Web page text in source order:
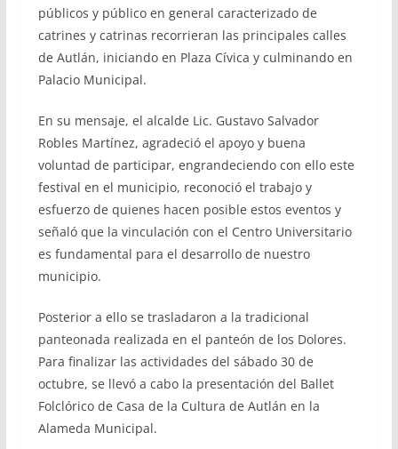
públicos y público en general caracterizado de
catrines y catrinas recorrieran las principales calles
de Autlán, iniciando en Plaza Cívica y culminando en
Palacio Municipal.
En su mensaje, el alcalde Lic. Gustavo Salvador
Robles Martínez, agradeció el apoyo y buena
voluntad de participar, engrandeciendo con ello este
festival en el municipio, reconoció el trabajo y
esfuerzo de quienes hacen posible estos eventos y
señaló que la vinculación con el Centro Universitario
es fundamental para el desarrollo de nuestro
municipio.
Posterior a ello se trasladaron a la tradicional
panteonada realizada en el panteón de los Dolores.
Para finalizar las actividades del sábado 30 de
octubre, se llevó a cabo la presentación del Ballet
Folclórico de Casa de la Cultura de Autlán en la
Alameda Municipal.